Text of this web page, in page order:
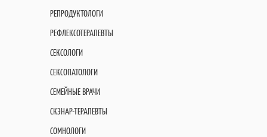
РЕПРОДУКТОЛОГИ
РЕФЛЕКСОТЕРАПЕВТЫ
СЕКСОЛОГИ
СЕКСОПАТОЛОГИ
СЕМЕЙНЫЕ ВРАЧИ
СКЭНАР-ТЕРАПЕВТЫ
СОМНОЛОГИ